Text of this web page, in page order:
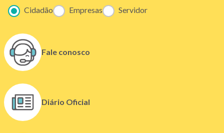
Cidadão Empresas Servidor
Fale conosco
Diário Oficial
(
l